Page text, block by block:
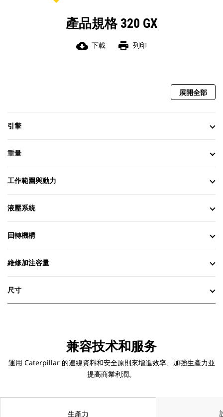
命。
Advansys™ 鏟斗齒尖能提升穿透力及
即可快速更換齒尖，無須使用錘具或
定期機油取樣) 機油取樣口位於地面高
度，可簡化保養工作並讓您快速輕鬆
產品規格 320 GX
cloud_download 下載 print 列印
展開全部
引擎
重量
工作範圍與動力
液壓系統
回轉機構
維修加注容量
尺寸
兼容技术和服务
運用 Caterpillar 的連線資料和安全原則來增進效率、加強生產力並
提高商業利潤。
生產力